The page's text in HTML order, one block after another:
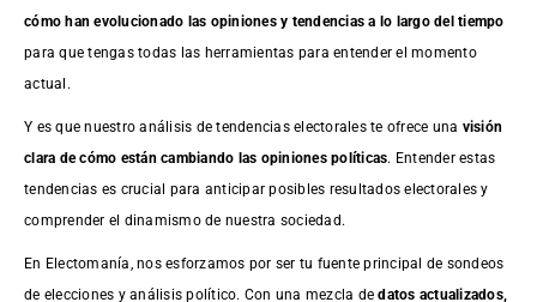
cómo han evolucionado las opiniones y tendencias a lo largo del tiempo
para que tengas todas las herramientas para entender el momento
actual.
Y es que nuestro análisis de tendencias electorales te ofrece una visión
clara de cómo están cambiando las opiniones políticas. Entender estas
tendencias es crucial para anticipar posibles resultados electorales y
comprender el dinamismo de nuestra sociedad.
En Electomanía, nos esforzamos por ser tu fuente principal de sondeos
de elecciones y análisis político. Con una mezcla dedatos actualizados,